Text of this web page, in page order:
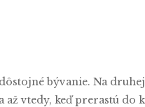
bývanie. Na
až vtedy, keď prerastú do